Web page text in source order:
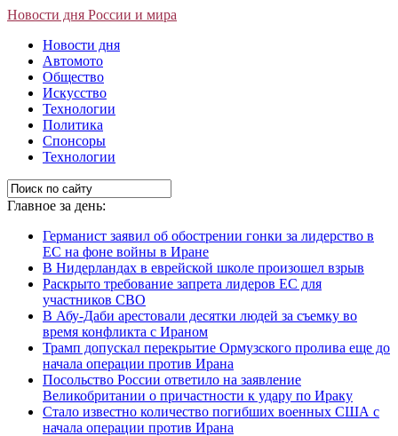
Новости дня России и мира
Новости дня
Автомото
Общество
Искусство
Технологии
Политика
Спонсоры
Технологии
Главное за день:
Германист заявил об обострении гонки за лидерство в
ЕС на фоне войны в Иране
В Нидерландах в еврейской школе произошел взрыв
Раскрыто требование запрета лидеров ЕС для
участников СВО
В Абу-Даби арестовали десятки людей за съемку во
время конфликта с Ираном
Трамп допускал перекрытие Ормузского пролива еще до
начала операции против Ирана
Посольство России ответило на заявление
Великобритании о причастности к удару по Ираку
Стало известно количество погибших военных США с
начала операции против Ирана